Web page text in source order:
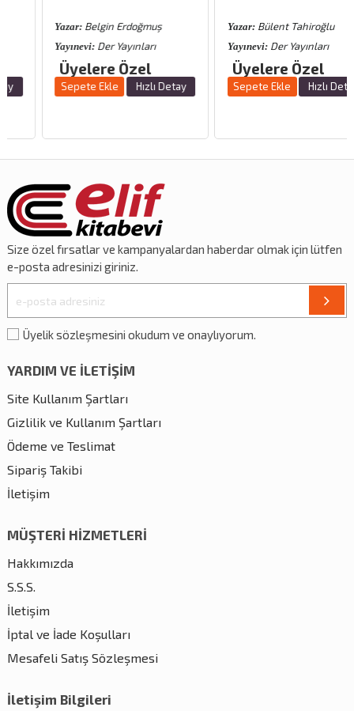
Yazar:Belgin Erdoğmuş
Yayınevi:Der Yayınları
Üyelere Özel
Sepete Ekle Hızlı Detay
Yazar:Bülent Tahiroğlu
Yayınevi:Der Yayınları
Üyelere Özel
Sepete Ekle Hızlı Detay
Size özelfırsatlarve kampanyalardan haberdar olmak için lütfen
e-posta adresinizi giriniz.
Üyelik sözleşmesini okudum ve onaylıyorum.
YARDIM VE İLETİŞİM
Site Kullanım Şartları
Gizlilik ve Kullanım Şartları
Ödeme ve Teslimat
Sipariş Takibi
İletişim
MÜŞTERİ HİZMETLERİ
Hakkımızda
S.S.S.
İletişim
İptal ve İade Koşulları
Mesafeli Satış Sözleşmesi
İletişim Bilgileri